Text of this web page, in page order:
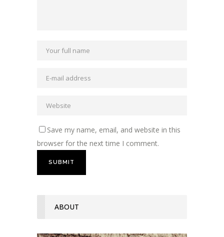
Save my name, email, and website in this
browser for the next time I comment.
ABOUT